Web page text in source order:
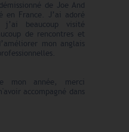
de Joe And
France. J’ai adoré
beaucoup visité
de rencontres et
mon anglais
mon année, merci
accompagné dans